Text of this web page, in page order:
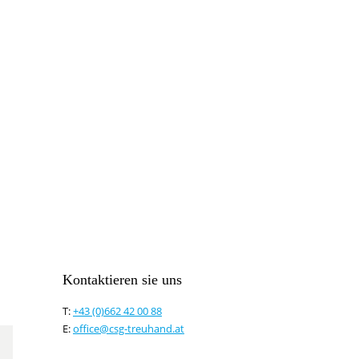
Kontaktieren sie uns
T:+43 (0)662 42 00 88
E:office@csg-treuhand.at